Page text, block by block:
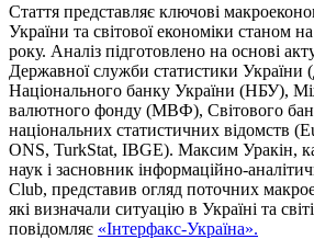
Стаття представляє ключові
України та світової економіки станом
року. Аналіз підготовлено на основі
Державної служби статистики
Національного банку України (НБУ),
валютного фонду (МВФ), Світового
національних статистичних відомств
ONS, TurkStat, IBGE). Максим Уракін,
наук і засновник інформаційно-
Club, представив огляд поточних
які визначали ситуацію в Україні та
повідомляє «Інтерфакс-Україна».